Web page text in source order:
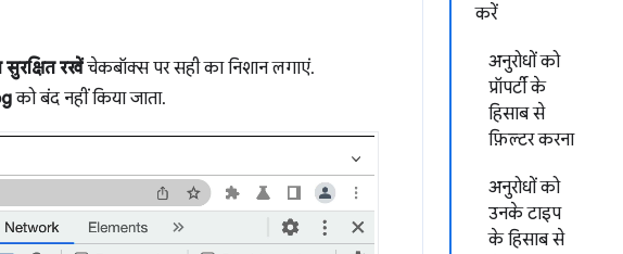
करें
अनुरोधों को
प्रॉपर्टी के
हिसाब से
फ़िल्टर करना
अनुरोधों को
उनके टाइप
के हिसाब से
सुरक्षित रखेंचेकबॉक्स पर सही का निशान लगाएं.
को बंद नहीं किया जाता.